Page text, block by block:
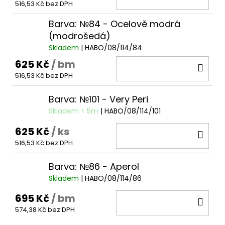
516,53 Kč bez DPH
Barva: №84 - Ocelově modrá
(modrošedá)
Skladem | HABO/08/114/84
625 Kč/ bm
516,53 Kč bez DPH
Barva: №101 - Very Peri
Skladem < 5m | HABO/08/114/101
625 Kč/ ks
516,53 Kč bez DPH
Barva: №86 - Aperol
Skladem | HABO/08/114/86
695 Kč/ bm
574,38 Kč bez DPH